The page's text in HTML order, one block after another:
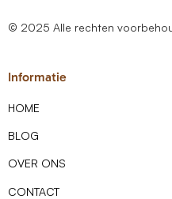
© 2025 Alle rechten
Informatie
HOME
BLOG
OVER ONS
CONTACT